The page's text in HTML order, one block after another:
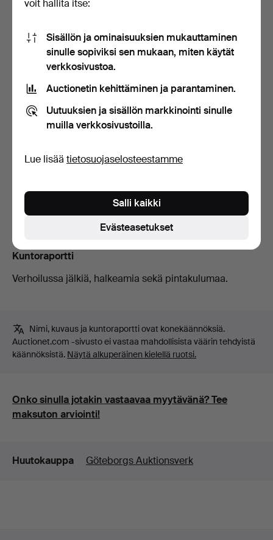
Tarjoushistoria
16 touko, 11:46 179 USD
16 touko, 11:46
16 touko, 11:44 158 USD
Metallirunko. Verhoiltu viininpunaisella keinonahalla.
Istuinkorkeus 71, syvyys 40, korkeus 95 cm.
Kuntoraportti
Verhoilussa jälkiä, halkeamia sekä pintakulumaa.
Nimi, kuvaus ja kuntoraportti ovat konekäännöksiä.
Auctionet.com -sivusto ei vastaa mahdollisista väärin tehdyistä
käännöksistä. Näytä alkuperäinen kielellä ruotsi.
Onko sinulla jotakin vastaavaa myytävänä? Tee
maksuton arviointi!
Lisätiedot
Huutokauppa Göteborgs Auktionsverk
voit hallita itse:
Sisällön ja ominaisuuksien mukauttaminen
sinulle sopiviksi sen mukaan, miten käytät
verkkosivustoa.
Auctionetin kehittäminen ja parantaminen.
Uutuuksien ja sisällön markkinointi sinulle
muilla verkkosivustoilla.
Lue lisää tietosuojaselosteestamme
Evästeasetukset
Salli kaikki